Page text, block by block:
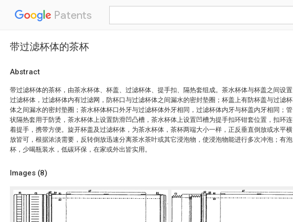
Patents
带过滤杯体的茶杯
Abstract
带过滤杯体的茶杯，由茶水杯体、杯盖、过滤杯体、提手扣、隔热套组成。茶水杯体与杯盖之间设置
过滤杯体，过滤杯体内有过滤网，防杯口与过滤杯体之间漏水的密封垫圈；杯盖上有防杯盖与过滤杯
体之间漏水的密封垫圈；茶水杯体杯口外牙与过滤杯体外牙相同，过滤杯体内牙与杯盖内牙相同；管
状隔热套用于防烫，茶水杯体上设置防滑凹凸槽，茶水杯体上设置凹槽为提手扣环钳套位置，扣环连
着提手，携带方便。旋开杯盖及过滤杯体，为茶水杯体，茶杯两端大小一样，正反垂直倒放或水平横
放皆可，根据浓淡需要，反转倒放迅速分离茶水茶叶或其它浸泡物，使浸泡物能进行多次冲泡；有泡
杯，少喝瓶装水，低碳环保，在家或外出皆实用。
Images (8)